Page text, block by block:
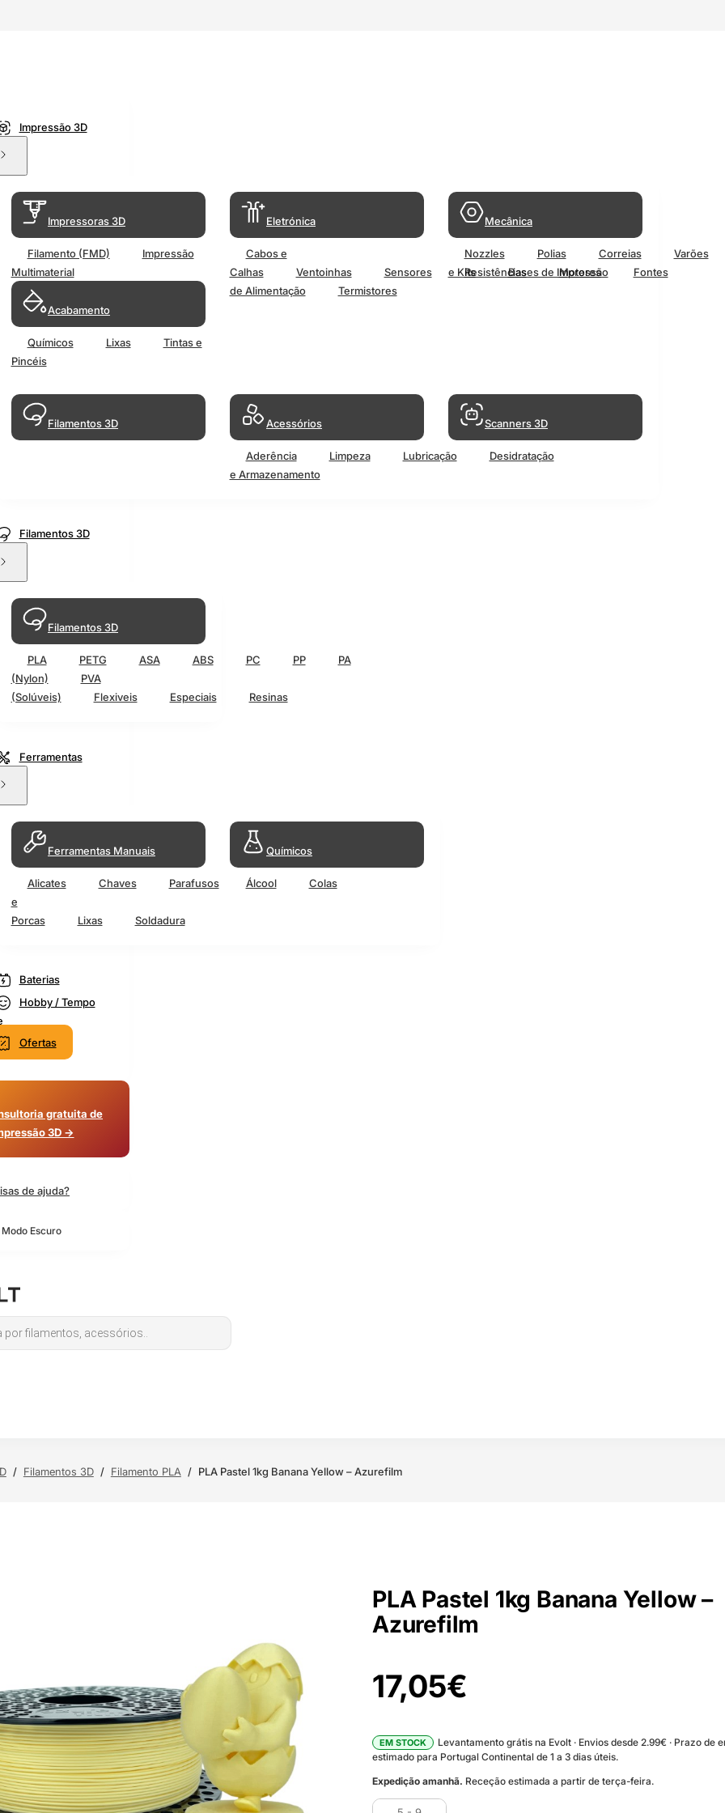
Impressão 3D
Impressoras 3D
Filamento (FMD)
Impressão
Multimaterial
Acabamento
Químicos Lixas
Tintas e
Pincéis
Eletrónica
Cabos e
Calhas
Ventoinhas Sensores Resistências Motores
Fontes
de Alimentação
Termistores
Mecânica
Nozzles Polias Correias
Varões
e Kits
Bases de Impressão
Filamentos 3D Acessórios
Aderência Limpeza Lubricação
Desidratação
e Armazenamento
Scanners 3D
Filamentos 3D
Filamentos 3D
PLA PETG ASA ABS PC PP
PA
(Nylon)
PVA
(Solúveis)
Flexiveis Especiais Resinas
Ferramentas
Ferramentas Manuais
Alicates Chaves
Parafusos
e
Porcas
Lixas Soldadura
Químicos
Álcool Colas
Baterias
Hobby / Tempo
Ofertas
gratuita de
3D →
de ajuda?
Escuro
/ Filamentos 3D / Filamento PLA / PLA Pastel 1kg Banana Yellow – Azurefilm
PLA Pastel 1kg Banana Yellow –
Azurefilm
17,05€
EM STOCK
Levantamento grátis na Evolt · Envios desde 2.99€ · Prazo de
estimado para Portugal Continental de 1 a 3 dias úteis.
Expedição amanhã. Receção estimada a partir de terça-feira.